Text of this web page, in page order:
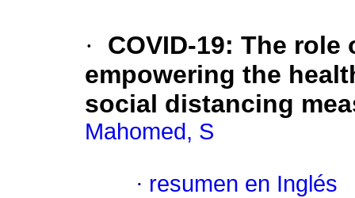
·
COVID-19: The
empowering the
social distancing
Mahomed, S
· resumen en Inglés